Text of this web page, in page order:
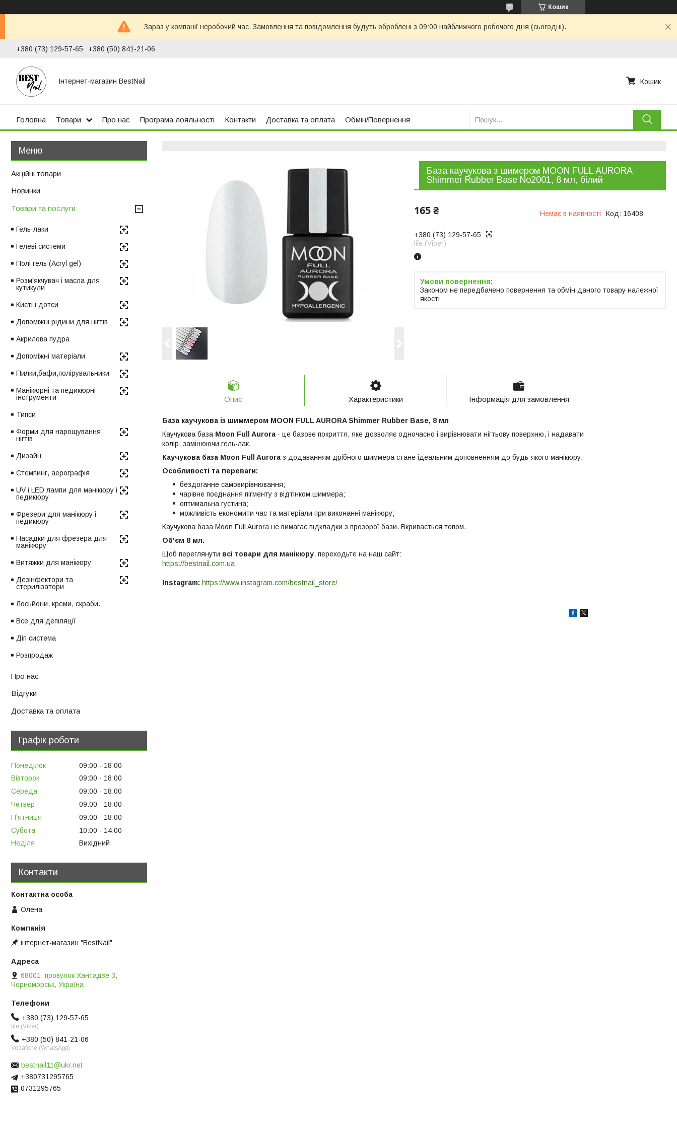
Кошик
Зараз у компанії неробочий час. Замовлення та повідомлення будуть оброблені з 09:00 найближчого робочого дня (сьогодні).
+380 (73) 129-57-65 +380 (50) 841-21-06
Інтернет-магазин BestNail Кошик
Головна Товари Про нас Програма лояльності Контакти Доставка та оплата Обмін/Повернення
База каучукова з шимером MOON FULL AURORA
Shimmer Rubber Base No2001, 8 мл, білий
165 ₴ Немає в наявності Код: 16408
+380 (73) 129-57-65
life (Viber)
Законом не передбачено повернення та обмін даного товару належної
якості
Опис Характеристики Інформація для замовлення
База каучукова із шиммером MOON FULL AURORA Shimmer Rubber Base, 8 мл
Каучукова база Moon Full Aurora - це базове покриття, яке дозволяє одночасно і вирівнювати нігтьову поверхню, і надавати
колір, замінюючи гель-лак.
Каучукова база Moon Full Aurora з додаванням дрібного шиммера стане ідеальним доповненням до будь-якого манікюру.
Особливості та переваги:
бездоганне самовирівнювання;
чарівне поєднання пігменту з відтінком шиммера;
оптимальна густина;
можливість економити час та матеріали при виконанні манікюру;
Каучукова база Moon Full Aurora не вимагає підкладки з прозорої бази. Вкривається топом.
Об'єм 8 мл.
Щоб переглянути всі товари для манікюру, переходьте на наш сайт:
https://bestnail.com.ua
Instagram: https://www.instagram.com/bestnail_store/
Акційні товари
Новинки
Товари та послуги
Гель-лаки
Гелеві системи
Полі гель (Acryl gel)
Розм'якчувач і масла для
кутикули
Кисті і дотси
Допоміжні рідини для нігтів
Акрилова пудра
Допоміжні матеріали
Пилки,бафи,полірувальники
Манікюрні та педикюрні
інструменти
Типси
Форми для нарощування
нігтів
Дизайн
Стемпинг, аерографія
UV і LED лампи для манікюру і
педикюру
Фрезери для манікюру і
педикюру
Насадки для фрезера для
манікюру
Витяжки для манікюру
Дезінфектори та
стерилізатори
Лосьйони, креми, скраби.
Все для депіляції
Діп система
Розпродаж
Про нас
Відгуки
Доставка та оплата
Графік роботи
Понеділок 09:00
18:00
Вівторок
09:00
18:00
Середа
09:00
18:00
Четвер
09:00
18:00
Пʼятниця
09:00
18:00
Субота
10:00
14:00
Неділя
Вихідний
Контакти
Олена
інтернет-магазин "BestNail"
68001, провулок Хантадзе 3,
Чорноморськ, Україна
+380 (73) 129-57-65
life (Viber)
+380 (50) 841-21-06
Vodafone (WhatsApp)
bestnail11@ukr.net
+380731295765
0731295765